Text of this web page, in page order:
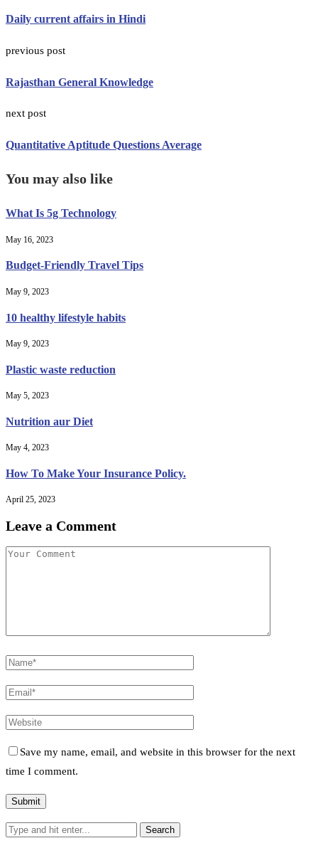
Daily current affairs in Hindi
previous post
Rajasthan General Knowledge
next post
Quantitative Aptitude Questions Average
You may also like
What Is 5g Technology
May 16, 2023
Budget-Friendly Travel Tips
May 9, 2023
10 healthy lifestyle habits
May 9, 2023
Plastic waste reduction
May 5, 2023
Nutrition aur Diet
May 4, 2023
How To Make Your Insurance Policy.
April 25, 2023
Leave a Comment
Save my name, email, and website in this browser for the next
time I comment.